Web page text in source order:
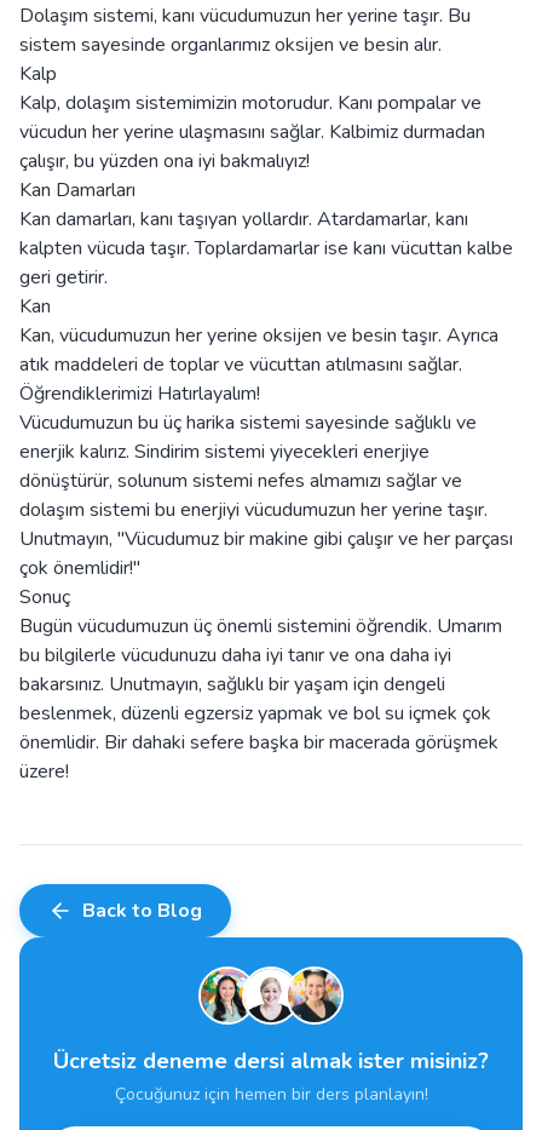
Dolaşım sistemi, kanı vücudumuzun her yerine taşır. Bu
sistem sayesinde organlarımız oksijen ve besin alır.
Kalp
Kalp, dolaşım sistemimizin motorudur. Kanı pompalar ve
vücudun her yerine ulaşmasını sağlar. Kalbimiz durmadan
çalışır, bu yüzden ona iyi bakmalıyız!
Kan Damarları
Kan damarları, kanı taşıyan yollardır. Atardamarlar, kanı
kalpten vücuda taşır. Toplardamarlar ise kanı vücuttan kalbe
geri getirir.
Kan
Kan, vücudumuzun her yerine oksijen ve besin taşır. Ayrıca
atık maddeleri de toplar ve vücuttan atılmasını sağlar.
Öğrendiklerimizi Hatırlayalım!
Vücudumuzun bu üç harika sistemi sayesinde sağlıklı ve
enerjik kalırız. Sindirim sistemi yiyecekleri enerjiye
dönüştürür, solunum sistemi nefes almamızı sağlar ve
dolaşım sistemi bu enerjiyi vücudumuzun her yerine taşır.
Unutmayın, "Vücudumuz bir makine gibi çalışır ve her parçası
çok önemlidir!"
Sonuç
Bugün vücudumuzun üç önemli sistemini öğrendik. Umarım
bu bilgilerle vücudunuzu daha iyi tanır ve ona daha iyi
bakarsınız. Unutmayın, sağlıklı bir yaşam için dengeli
beslenmek, düzenli egzersiz yapmak ve bol su içmek çok
önemlidir. Bir dahaki sefere başka bir macerada görüşmek
üzere!
Back to Blog
Ücretsiz deneme dersi almak ister misiniz?
Çocuğunuz için hemen bir ders planlayın!